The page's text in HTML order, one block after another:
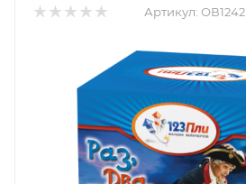
Артикул: ОВ1242